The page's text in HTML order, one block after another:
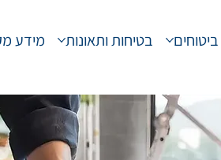
ביטוחים בטיחות ותאונות מידע